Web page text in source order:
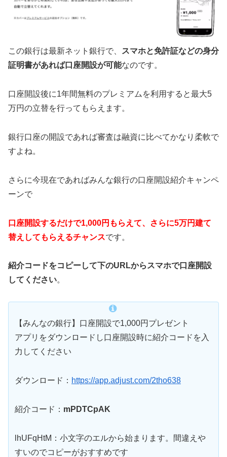
この銀行は最新ネット銀行で、 スマホと免許証などの身分
証明書があれば口座開設が可能なのです。
口座開設後に1年間無料のプレミアムを利用すると最大5
万円の立替を行ってもらえます。
銀行口座の開設であれば審査は融資に比べてかなり柔軟で
すよね。
さらに今現在であればみんな銀行の口座開設紹介キャンペ
ーンで
口座開設するだけで1,000円もらえて、さらに5万円建て
替えしてもらえるチャンスです。
紹介コードをコピーして下のURLからスマホで口座開設
してください。
【みんなの銀行】口座開設で1,000円プレゼント
アプリをダウンロードし口座開設時に紹介コードを入
力してください
ダウンロード： https://app.adjust.com/2tho638
紹介コード： mPDTCpAK
lhUFqHtM：小文字のエルから始まります。間違えや
すいのでコピーがおすすめです